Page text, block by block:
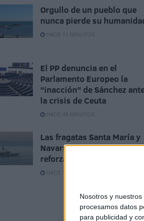
Nosotros y nuestros
procesamos datos
para publicidad y
Orgullo de un pueblo que
nunca pierde su
HACE 11 MINUTOS
El PP denuncia en el
Parlamento Europeo la
"inacción" de Sánchez
la crisis de Ceuta
HACE 48 MINUTOS
Las fragatas Santa María y
Navarra, en Ceuta para
reforzar la seguridad
HACE 1 HORA